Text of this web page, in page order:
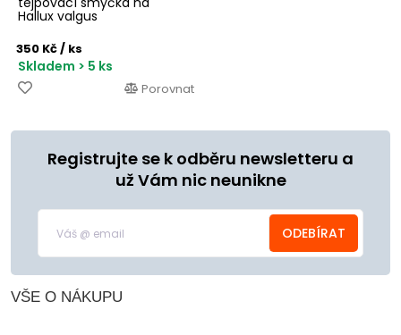
Hallux valgus
350 Kč/ ks
Skladem > 5 ks
Porovnat
Registrujte se k odběru newsletteru a
už Vám nic neunikne
ODEBÍRAT
VŠE O NÁKUPU